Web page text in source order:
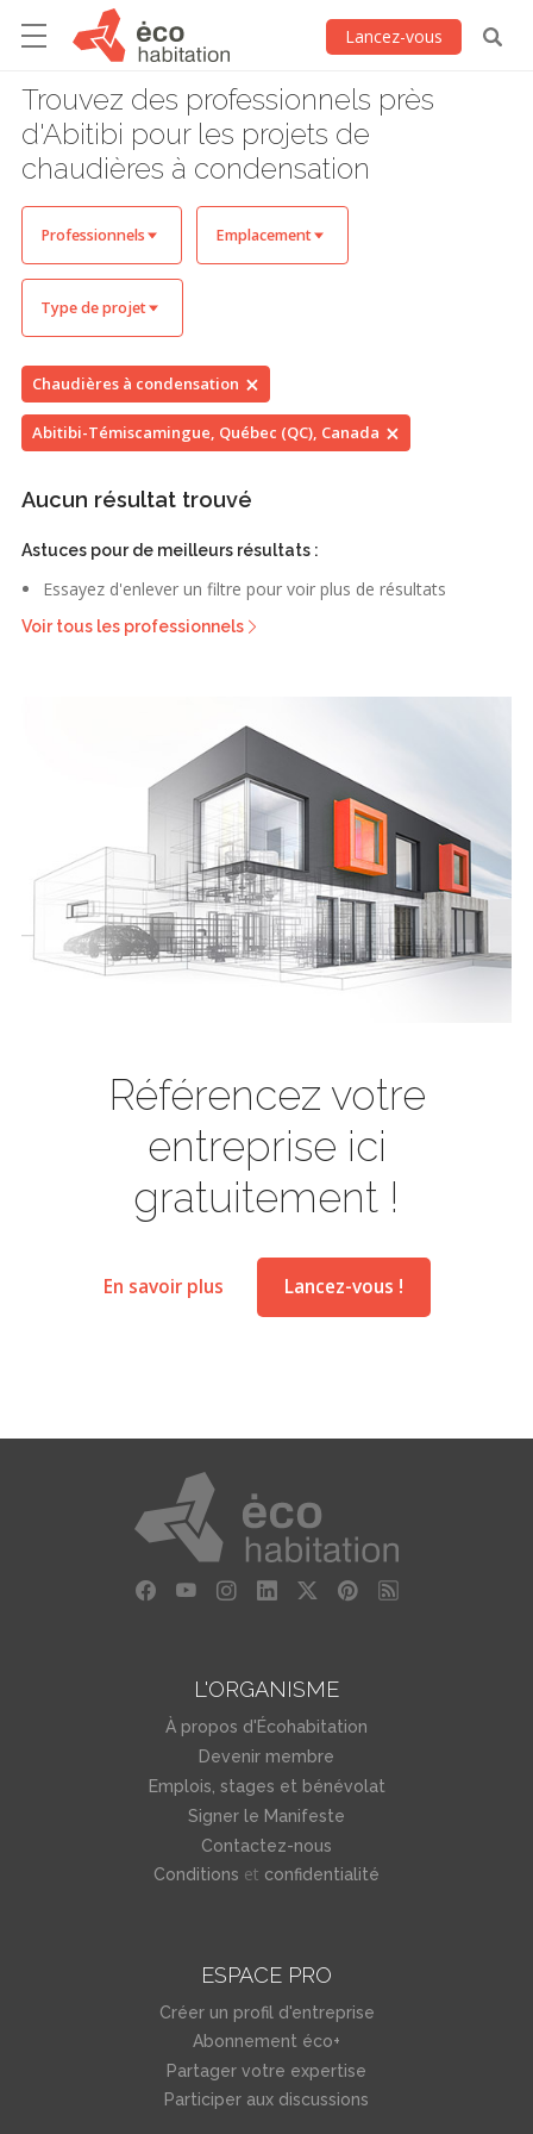
Lancez-vous
Trouvez des professionnels près
d'Abitibi pour les projets de
chaudières à condensation
Professionnels Emplacement
Type de projet
Chaudières à condensation
Abitibi-Témiscamingue, Québec (QC), Canada
Aucun résultat trouvé
Astuces pour de meilleurs résultats :
Essayez d'enlever un filtre pour voir plus de résultats
Voir tous les professionnels
Référencez votre
entreprise ici
gratuitement !
En savoir plus Lancez-vous !
L'ORGANISME
À propos d'Écohabitation
Devenir membre
Emplois, stages et bénévolat
Signer le Manifeste
Contactez-nous
Conditions et confidentialité
ESPACE PRO
Créer un profil d'entreprise
Abonnement éco+
Partager votre expertise
Participer aux discussions